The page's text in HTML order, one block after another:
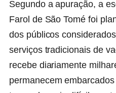
Segundo a apuração, a
Farol de São Tomé foi
dos públicos
serviços tradicionais de
recebe diariamente
permanecem